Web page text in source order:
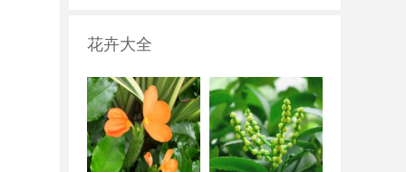
花卉大全